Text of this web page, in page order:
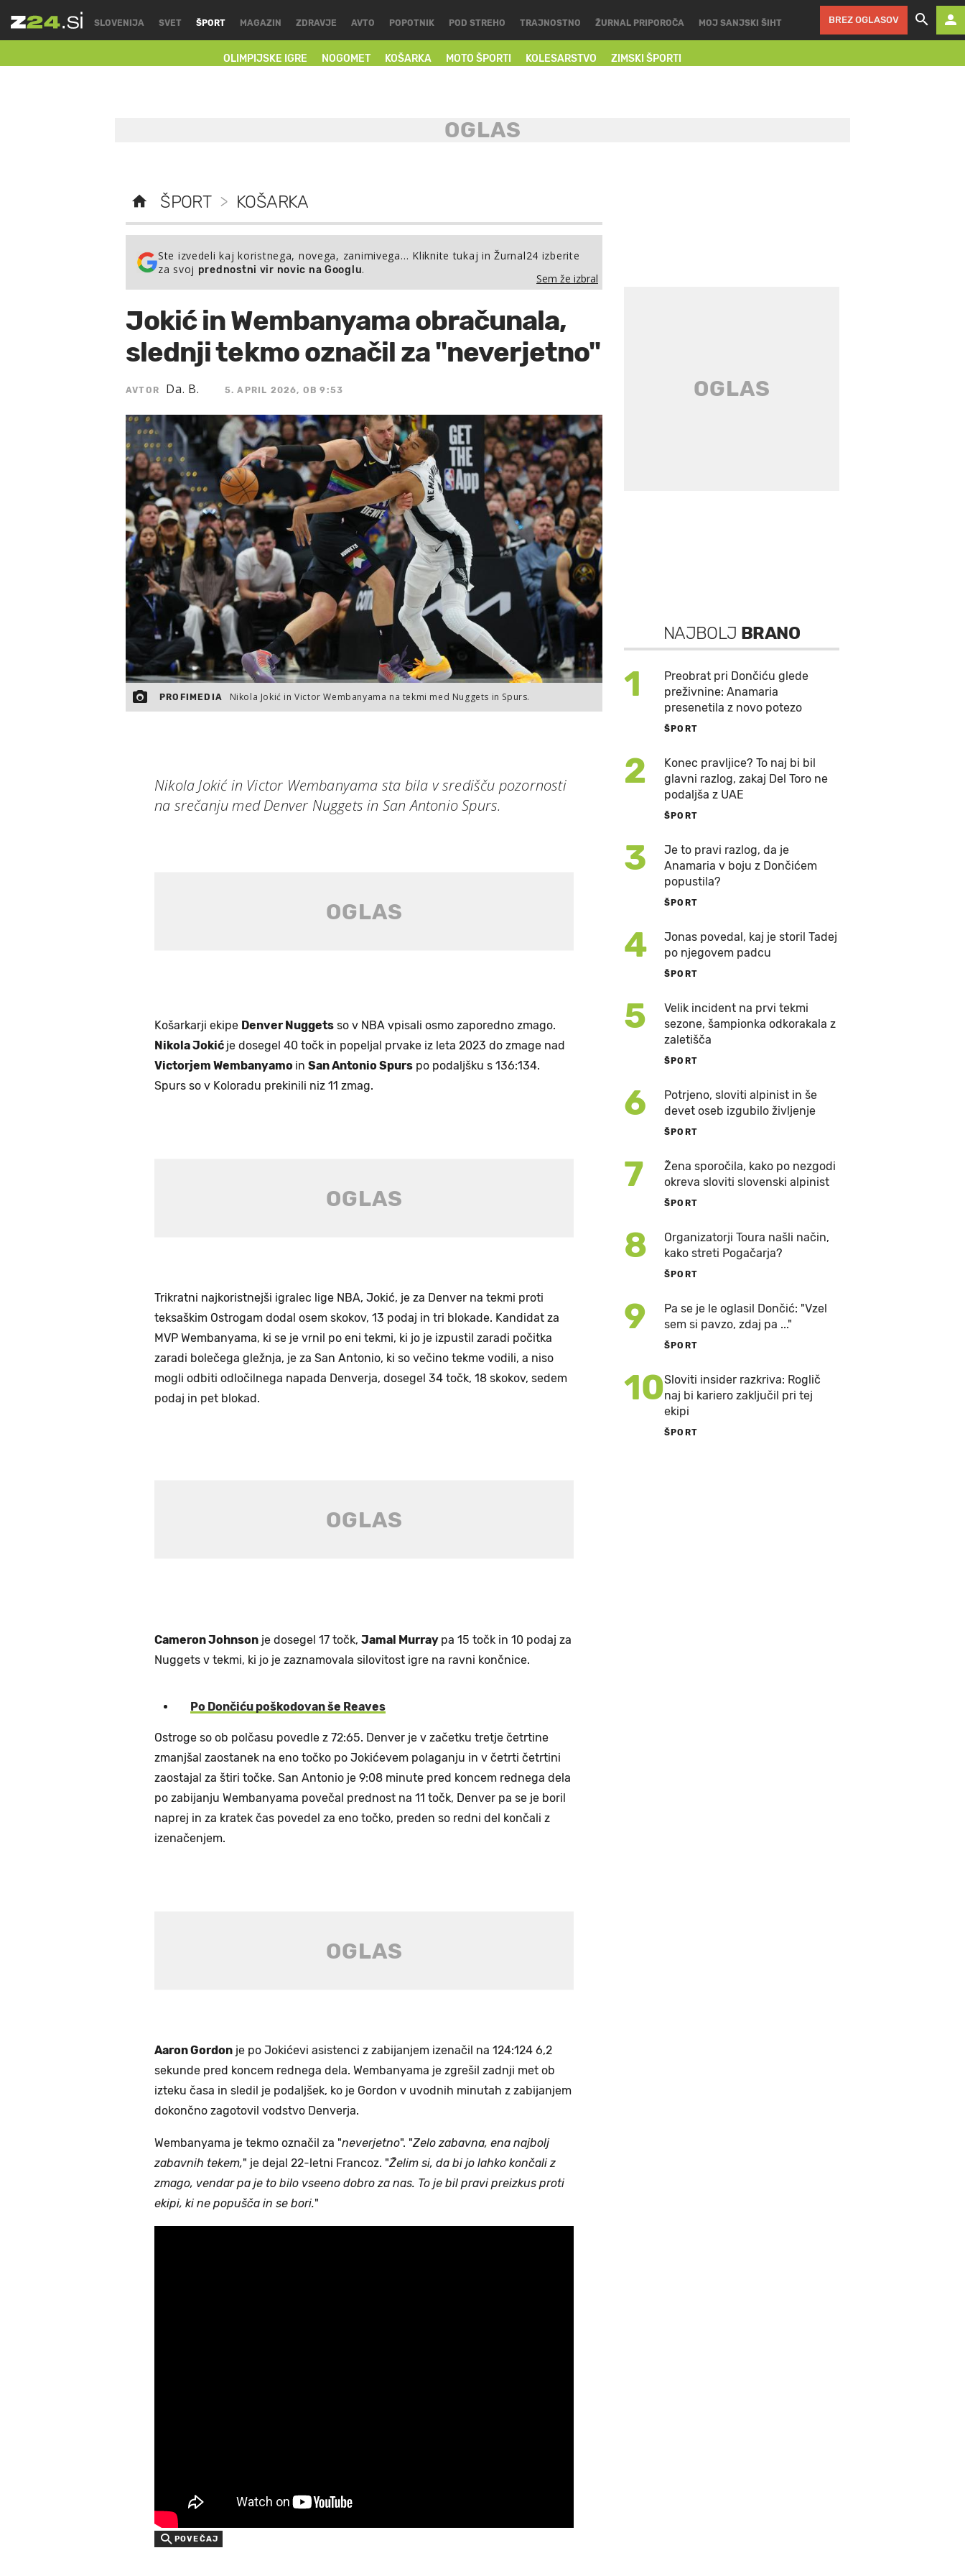
SLOVENIJA SVET ŠPORT
OLIMPIJSKE IGRE NOGOMET KOŠARKA MOTO ŠPORTI KOLESARSTVO ZIMSKI ŠPORTI
MAGAZIN ZDRAVJE AVTO POPOTNIK POD STREHO TRAJNOSTNO ŽURNAL PRIPOROČA MOJ SANJSKI ŠIHT BREZ OGLASOV
ŠPORT > KOŠARKA
Ste izvedeli kaj koristnega, novega, zanimivega… Kliknite tukaj in Žurnal24 izberite
za svoj prednostni vir novic na Googlu.
Sem že izbral
Jokić in Wembanyama obračunala,
slednji tekmo označil za "neverjetno"
AVTOR Da. B. 5. APRIL 2026, OB 9:53
PROFIMEDIA Nikola Jokić in Victor Wembanyama na tekmi med Nuggets in Spurs.
Nikola Jokić in Victor Wembanyama sta bila v središču pozornosti
na srečanju med Denver Nuggets in San Antonio Spurs.
Košarkarji ekipe Denver Nuggets so v NBA vpisali osmo zaporedno zmago.
Nikola Jokić je dosegel 40 točk in popeljal prvake iz leta 2023 do zmage nad
Victorjem Wembanyamo in San Antonio Spurs po podaljšku s 136:134.
Spurs so v Koloradu prekinili niz 11 zmag.
Trikratni najkoristnejši igralec lige NBA, Jokić, je za Denver na tekmi proti
teksaškim Ostrogam dodal osem skokov, 13 podaj in tri blokade. Kandidat za
MVP Wembanyama, ki se je vrnil po eni tekmi, ki jo je izpustil zaradi počitka
zaradi bolečega gležnja, je za San Antonio, ki so večino tekme vodili, a niso
mogli odbiti odločilnega napada Denverja, dosegel 34 točk, 18 skokov, sedem
podaj in pet blokad.
Cameron Johnson je dosegel 17 točk, Jamal Murray pa 15 točk in 10 podaj za
Nuggets v tekmi, ki jo je zaznamovala silovitost igre na ravni končnice.
Po Dončiću poškodovan še Reaves
Ostroge so ob polčasu povedle z 72:65. Denver je v začetku tretje četrtine
zmanjšal zaostanek na eno točko po Jokićevem polaganju in v četrti četrtini
zaostajal za štiri točke. San Antonio je 9:08 minute pred koncem rednega dela
po zabijanju Wembanyama povečal prednost na 11 točk, Denver pa se je boril
naprej in za kratek čas povedel za eno točko, preden so redni del končali z
izenačenjem.
Aaron Gordon je po Jokićevi asistenci z zabijanjem izenačil na 124:124 6,2
sekunde pred koncem rednega dela. Wembanyama je zgrešil zadnji met ob
izteku časa in sledil je podaljšek, ko je Gordon v uvodnih minutah z zabijanjem
dokončno zagotovil vodstvo Denverja.
Wembanyama je tekmo označil za "neverjetno". "Zelo zabavna, ena najbolj
zabavnih tekem," je dejal 22-letni Francoz. "Želim si, da bi jo lahko končali z
zmago, vendar pa je to bilo vseeno dobro za nas. To je bil pravi preizkus proti
ekipi, ki ne popušča in se bori."
POVEČAJ
NAJBOLJ BRANO
1
Preobrat pri Dončiću glede
preživnine: Anamaria
presenetila z novo potezo
ŠPORT
2
Konec pravljice? To naj bi bil
glavni razlog, zakaj Del Toro ne
podaljša z UAE
ŠPORT
3
Je to pravi razlog, da je
Anamaria v boju z Dončićem
popustila?
ŠPORT
4
Jonas povedal, kaj je storil Tadej
po njegovem padcu
ŠPORT
5
Velik incident na prvi tekmi
sezone, šampionka odkorakala z
zaletišča
ŠPORT
6
Potrjeno, sloviti alpinist in še
devet oseb izgubilo življenje
ŠPORT
7
Žena sporočila, kako po nezgodi
okreva sloviti slovenski alpinist
ŠPORT
8
Organizatorji Toura našli način,
kako streti Pogačarja?
ŠPORT
9
Pa se je le oglasil Dončić: "Vzel
sem si pavzo, zdaj pa ..."
ŠPORT
10Sloviti insider razkriva: Roglič
naj bi kariero zaključil pri tej
ekipi
ŠPORT